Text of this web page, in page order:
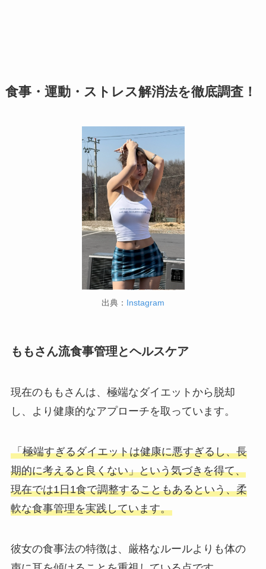
食事・運動・ストレス解消法を徹底調査！
出典： Instagram
ももさん流食事管理とヘルスケア
現在のももさんは、極端なダイエットから脱却
し、より健康的なアプローチを取っています。
「極端すぎるダイエットは健康に悪すぎるし、長
期的に考えると良くない」という気づきを得て、
現在では1日1食で調整することもあるという、柔
軟な食事管理を実践しています。
彼女の食事法の特徴は、厳格なルールよりも体の